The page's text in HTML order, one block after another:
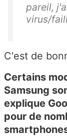
pareil,
virus/
C'est de
Certains
Samsung
explique
pour de